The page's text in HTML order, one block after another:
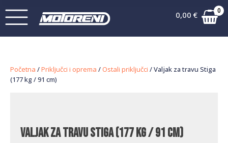
0,00 € 0
Početna /Priključci i oprema / Ostali priključci / Valjak za travu Stiga
(177 kg / 91 cm)
Valjak za travu Stiga (177 kg / 91 cm)